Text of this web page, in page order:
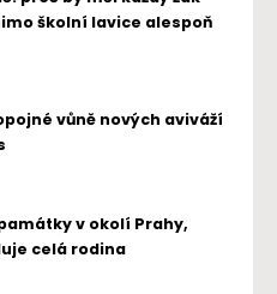
školní lavice alespoň
vůně nových aviváží
v okolí Prahy,
celá rodina